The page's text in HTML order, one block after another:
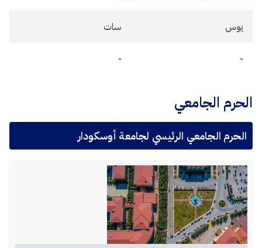
يوس سات
-
-
الحرم الجامعي
الحرم الجامعي الرئيسي لجامعة أوسكودار